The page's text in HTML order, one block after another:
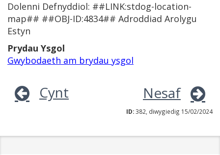
Dolenni Defnyddiol: ##LINK:stdog-location-
map## ##OBJ-ID:4834## Adroddiad Arolygu
Estyn
Prydau Ysgol
Gwybodaeth am brydau ysgol
Cynt Nesaf
ID:382, diwygiedig 15/02/2024